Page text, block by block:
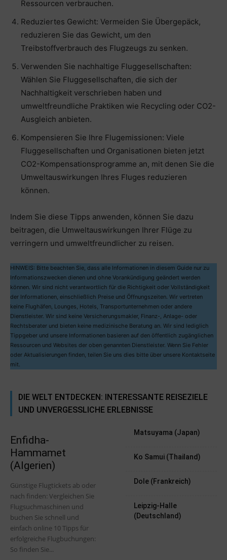
Ressourcen verbrauchen.
Reduziertes Gewicht: Vermeiden Sie Übergepäck,
reduzieren Sie das Gewicht, um den
Treibstoffverbrauch des Flugzeugs zu senken.
Verwenden Sie nachhaltige Fluggesellschaften:
Wählen Sie Fluggesellschaften, die sich der
Nachhaltigkeit verschrieben haben und
umweltfreundliche Praktiken wie Recycling oder CO2-
Ausgleich anbieten.
Kompensieren Sie Ihre Flugemissionen: Viele
Fluggesellschaften und Organisationen bieten jetzt
CO2-Kompensationsprogramme an, mit denen Sie die
Umweltauswirkungen Ihres Fluges reduzieren
können.
Indem Sie diese Tipps anwenden, können Sie dazu
beitragen, die Umweltauswirkungen Ihrer Flüge zu
verringern und umweltfreundlicher zu reisen.
HINWEIS: Bitte beachten Sie, dass alle Informationen in diesem Guide nur zu
Informationszwecken dienen und ohne Vorankündigung geändert werden
können. Wir sind nicht verantwortlich für die Richtigkeit oder Vollständigkeit
der Informationen, einschließlich Preise und Öffnungszeiten. Wir vertreten
keine Flughäfen, Lounges, Hotels, Transportunternehmen oder andere
Dienstleister. Wir sind keine Versicherungsmakler, Finanz-, Anlage- oder
Rechtsberater und bieten keine medizinische Beratung an. Wir sind lediglich
Tippgeber und unsere Informationen basieren auf den öffentlich zugänglichen
Ressourcen und Websites der oben genannten Dienstleister. Wenn Sie Fehler
oder Aktualisierungen finden, teilen Sie uns dies bitte über unsere Kontaktseite
mit.
DIE WELT ENTDECKEN: INTERESSANTE REISEZIELE
UND UNVERGESSLICHE ERLEBNISSE
Enfidha-
Hammamet
(Algerien)
Günstige Flugtickets ab oder
nach finden: Vergleichen Sie
Flugsuchmaschinen und
buchen Sie schnell und
einfach online 10 Tipps für
erfolgreiche Flugbuchungen:
So finden Sie...
Matsuyama (Japan)
Ko Samui (Thailand)
Dole (Frankreich)
Leipzig-Halle
(Deutschland)